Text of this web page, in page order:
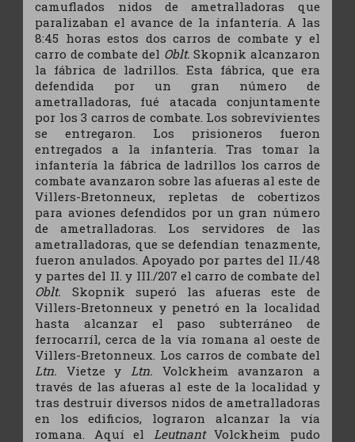
camuflados nidos de ametralladoras que
paralizaban el avance de la infantería. A las
8:45 horas estos dos carros de combate y el
carro de combate del Oblt. Skopnik alcanzaron
la fábrica de ladrillos. Esta fábrica, que era
defendida por un gran número de
ametralladoras, fué atacada conjuntamente
por los 3 carros de combate. Los sobrevivientes
se entregaron. Los prisioneros fueron
entregados a la infantería. Tras tomar la
infantería la fábrica de ladrillos los carros de
combate avanzaron sobre las afueras al este de
Villers-Bretonneux, repletas de cobertizos
para aviones defendidos por un gran número
de ametralladoras. Los servidores de las
ametralladoras, que se defendían tenazmente,
fueron anulados. Apoyado por partes del II./48
y partes del II. y III./207 el carro de combate del
Oblt. Skopnik superó las afueras este de
Villers-Bretonneux y penetró en la localidad
hasta alcanzar el paso subterráneo de
ferrocarríl, cerca de la vía romana al oeste de
Villers-Bretonneux. Los carros de combate del
Ltn. Vietze y Ltn. Volckheim avanzaron a
través de las afueras al este de la localidad y
tras destruir diversos nidos de ametralladoras
en los edificios, lograron alcanzar la vía
romana. Aquí el LeutnantVolckheim pudo